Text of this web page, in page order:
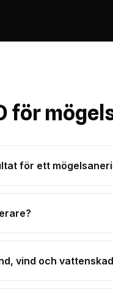
för
för ett
vind och